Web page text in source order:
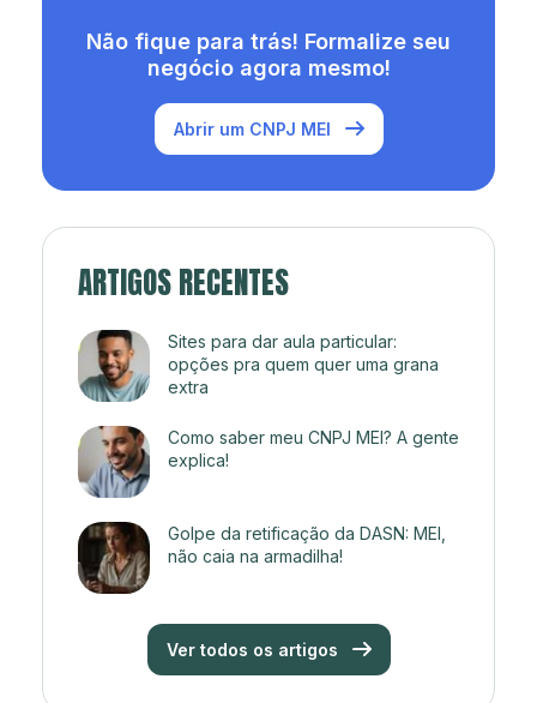
Não fique para trás! Formalize seu
negócio agora mesmo!
Abrir um CNPJ MEI
ARTIGOS RECENTES
Sites para dar aula particular:
opções pra quem quer uma grana
extra
Como saber meu CNPJ MEI? A gente
explica!
Golpe da retificação da DASN: MEI,
não caia na armadilha!
Ver todos os artigos